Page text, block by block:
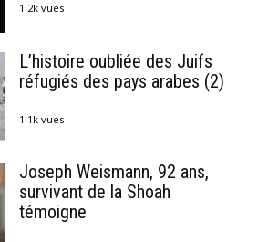
1.2k vues
L’histoire oubliée des Juifs
réfugiés des pays arabes (2)
1.1k vues
Joseph Weismann, 92 ans,
survivant de la Shoah
témoigne